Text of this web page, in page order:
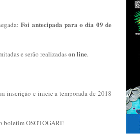
Foi antecipada para o dia 09 de
e serão realizadason line.
inscrição e inicie a temporada de 2018
boletim OSOTOGARI!